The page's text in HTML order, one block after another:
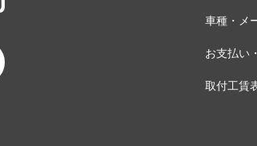
車種・メ
お支払い
取付工賃